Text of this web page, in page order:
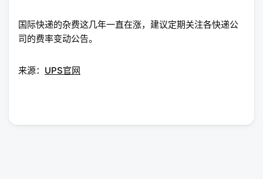
国际快递的杂费这几年一直在涨，建议定期关注各快递公
司的费率变动公告。
来源： UPS官网